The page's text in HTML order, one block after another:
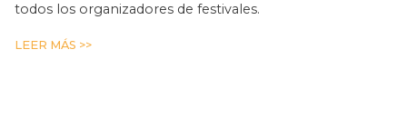
todos los organizadores de festivales.
LEER MÁS >>